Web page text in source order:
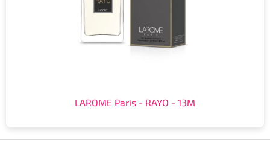
LAROME Paris - RAYO - 13M